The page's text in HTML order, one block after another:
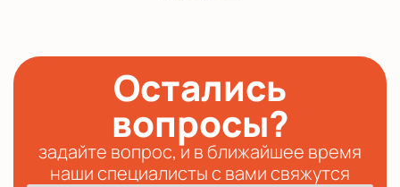
Остались
вопросы?
задайте вопрос, и в ближайшее время
наши специалисты с вами свяжутся